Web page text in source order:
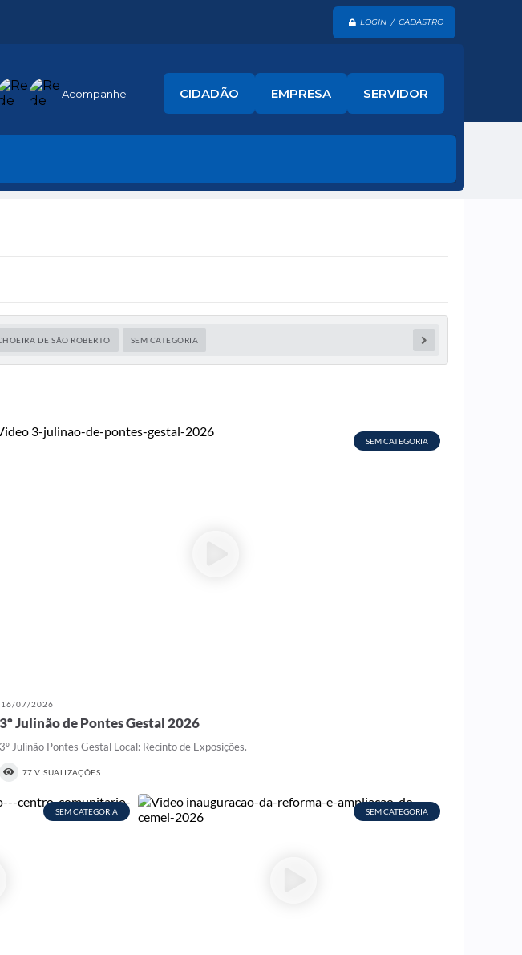
LOGIN / CADASTRO
Acompanhe CIDADÃO EMPRESA SERVIDOR
DE SÃO ROBERTO SEM CATEGORIA
SEM CATEGORIA
16/07/2026
3º Julinão de Pontes Gestal 2026
3º Julinão Pontes Gestal Local: Recinto de Exposições.
77 VISUALIZAÇÕES
SEM CATEGORIA SEM CATEGORIA